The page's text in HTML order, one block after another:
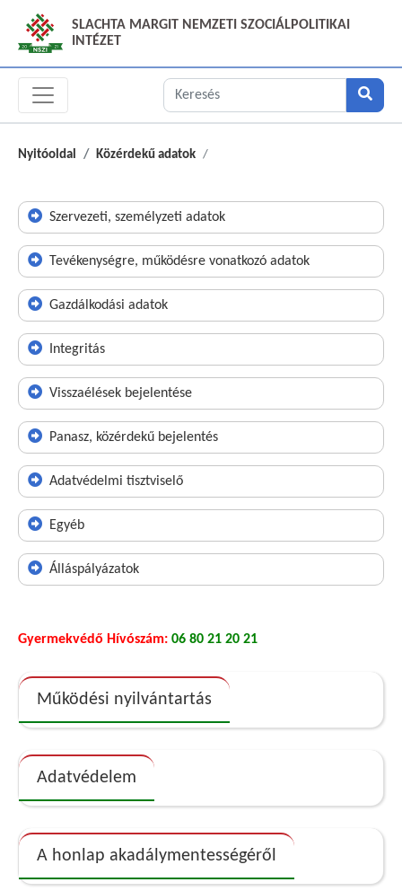
SLACHTA MARGIT NEMZETI SZOCIÁLPOLITIKAI
INTÉZET
Nyitóoldal Közérdekű adatok
Szervezeti, személyzeti adatok
Tevékenységre, működésre vonatkozó adatok
Gazdálkodási adatok
Integritás
Visszaélések bejelentése
Panasz, közérdekű bejelentés
Adatvédelmi tisztviselő
Egyéb
Álláspályázatok
Gyermekvédő Hívószám: 06 80 21 20 21
Működési nyilvántartás
Adatvédelem
A honlap akadálymentességéről